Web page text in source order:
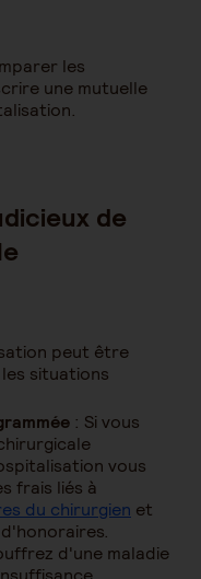
les
une mutuelle
de
peut être
situations
: Si vous
vous
frais liés à
du chirurgien et
d'une maladie